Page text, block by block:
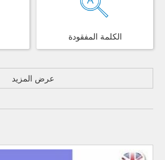
الكلمة المفقودة
عرض المزيد